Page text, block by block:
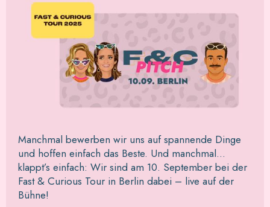
Manchmal bewerben wir uns auf spannende Dinge
und hoffen einfach das Beste. Und manchmal…
klappt’s einfach: Wir sind am 10. September bei der
Fast & Curious Tour in Berlin dabei – live auf der
Bühne!